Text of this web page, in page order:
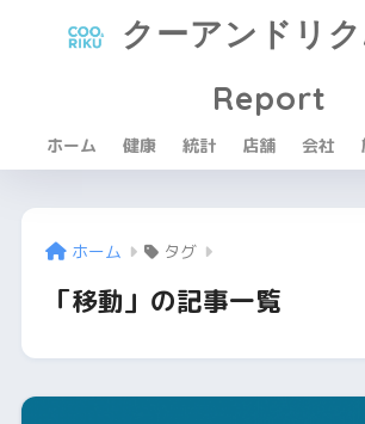
クーアンドリ
Report
ホーム 健康 統計 店舗 会社
ホーム タグ
「移動」の記事一覧